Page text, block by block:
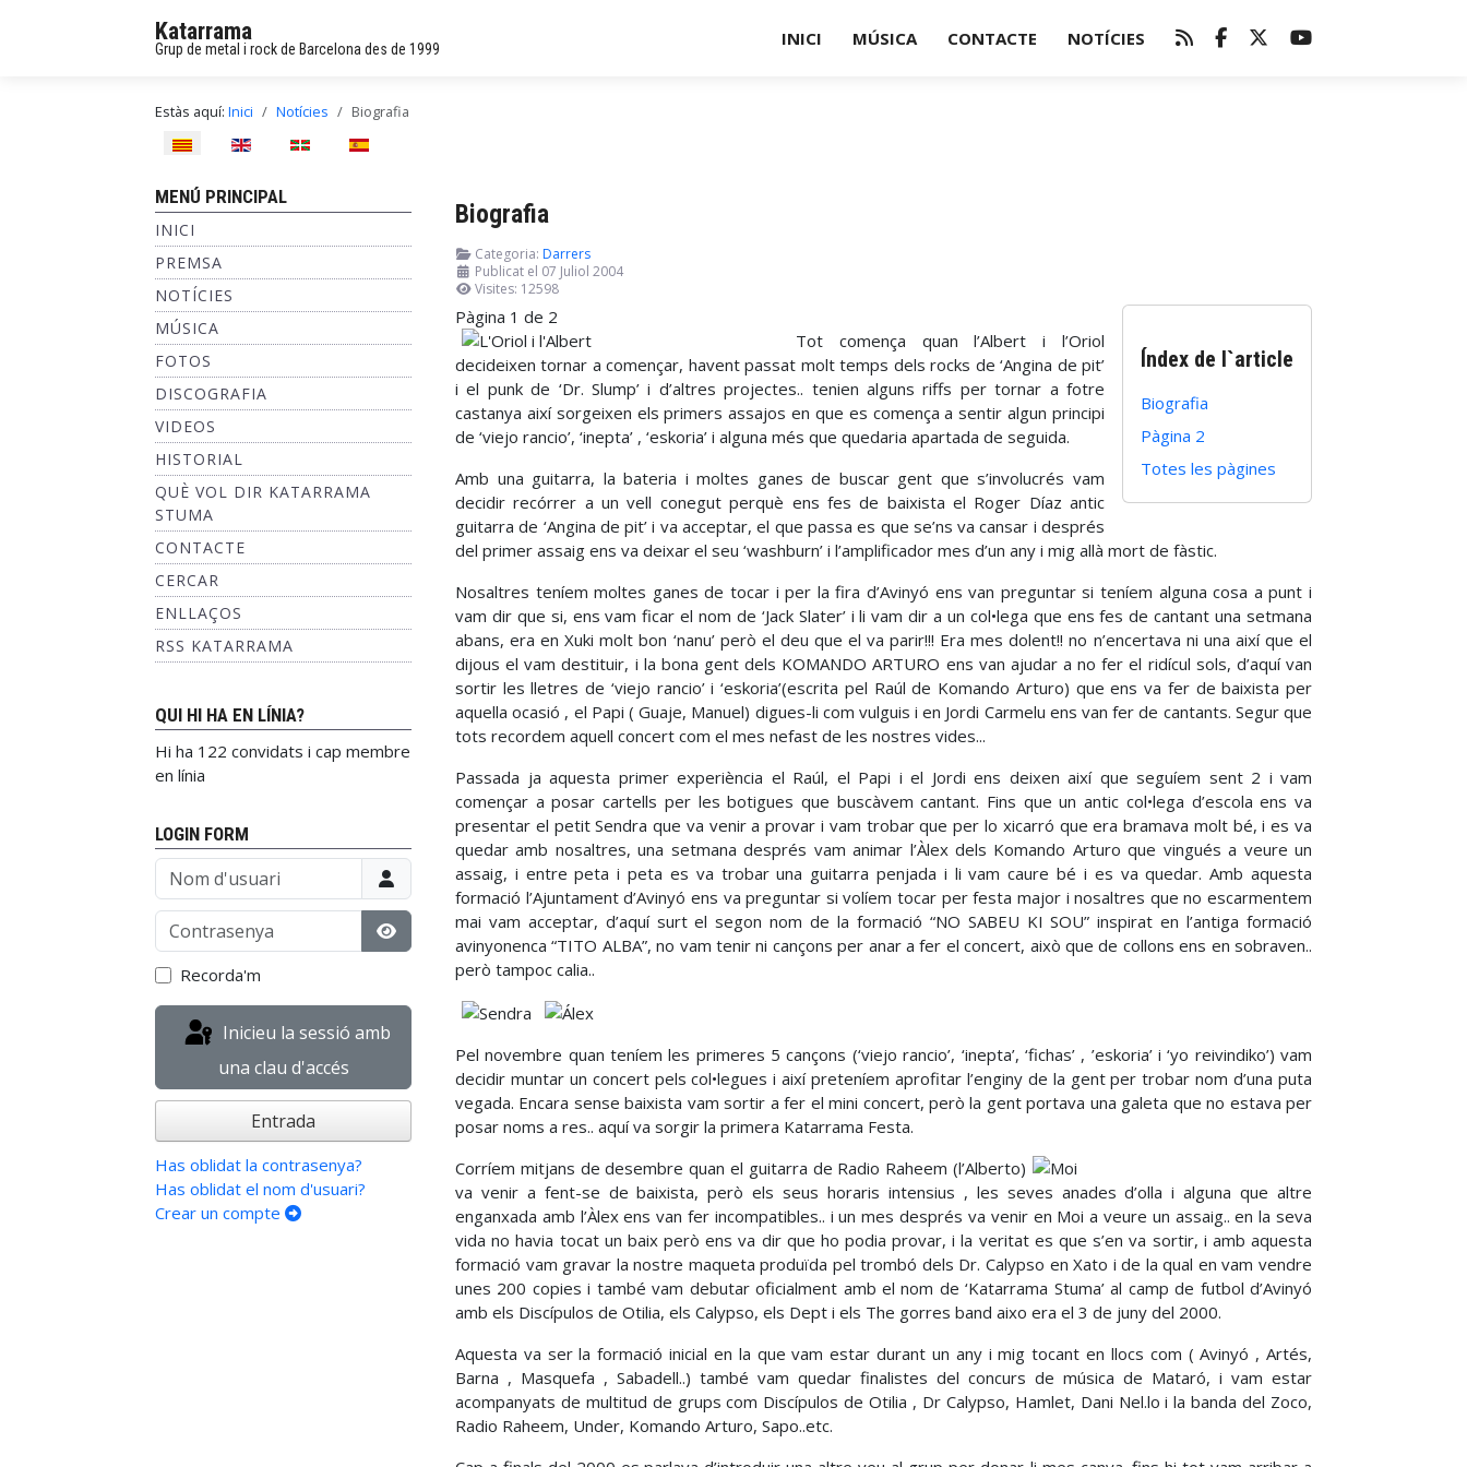
Katarrama
Grup de metal i rock de Barcelona des de 1999 INICI MÚSICA CONTACTE NOTÍCIES
Estàs aquí: Inici Notícies Biografia
Seleccioni el seu idioma
MENÚ PRINCIPAL
INICI
PREMSA
NOTÍCIES
MÚSICA
FOTOS
DISCOGRAFIA
VIDEOS
HISTORIAL
QUÈ VOL DIR KATARRAMA
STUMA
CONTACTE
CERCAR
ENLLAÇOS
RSS KATARRAMA
QUI HI HA EN LÍNIA?
Hi ha 122 convidats i cap membre
en línia
LOGIN FORM
Nom d'usuari
Contrasenya
Mostrar contrasenya
Recorda'm
una clau d'accés
Entrada
Has oblidat la contrasenya?
Has oblidat el nom d'usuari?
Crear un compte
Biografia
Categoria: Darrers
Publicat el 07 Juliol 2004
Visites: 12598
Índex de l`article
Biografia
Pàgina 2
Totes les pàgines
Pàgina 1 de 2
Tot comença quan l’Albert i l’Oriol
decideixen tornar a començar, havent passat molt temps dels rocks de ‘Angina de pit’
i el punk de ‘Dr. Slump’ i d’altres projectes.. tenien alguns riffs per tornar a fotre
castanya així sorgeixen els primers assajos en que es comença a sentir algun principi
de ‘viejo rancio’, ‘inepta’ , ‘eskoria’ i alguna més que quedaria apartada de seguida.
Amb una guitarra, la bateria i moltes ganes de buscar gent que s’involucrés vam
decidir recórrer a un vell conegut perquè ens fes de baixista el Roger Díaz antic
guitarra de ‘Angina de pit’ i va acceptar, el que passa es que se’ns va cansar i després
del primer assaig ens va deixar el seu ‘washburn’ i l’amplificador mes d’un any i mig allà mort de fàstic.
Nosaltres teníem moltes ganes de tocar i per la fira d’Avinyó ens van preguntar si teníem alguna cosa a punt i
vam dir que si, ens vam ficar el nom de ‘Jack Slater’ i li vam dir a un col•lega que ens fes de cantant una setmana
abans, era en Xuki molt bon ‘nanu’ però el deu que el va parir!!! Era mes dolent!! no n’encertava ni una així que el
dijous el vam destituir, i la bona gent dels KOMANDO ARTURO ens van ajudar a no fer el ridícul sols, d’aquí van
sortir les lletres de ‘viejo rancio’ i ‘eskoria’(escrita pel Raúl de Komando Arturo) que ens va fer de baixista per
aquella ocasió , el Papi ( Guaje, Manuel) digues-li com vulguis i en Jordi Carmelu ens van fer de cantants. Segur que
tots recordem aquell concert com el mes nefast de les nostres vides...
Passada ja aquesta primer experiència el Raúl, el Papi i el Jordi ens deixen així que seguíem sent 2 i vam
començar a posar cartells per les botigues que buscàvem cantant. Fins que un antic col•lega d’escola ens va
presentar el petit Sendra que va venir a provar i vam trobar que per lo xicarró que era bramava molt bé, i es va
quedar amb nosaltres, una setmana després vam animar l’Àlex dels Komando Arturo que vingués a veure un
assaig, i entre peta i peta es va trobar una guitarra penjada i li vam caure bé i es va quedar. Amb aquesta
formació l’Ajuntament d’Avinyó ens va preguntar si volíem tocar per festa major i nosaltres que no escarmentem
mai vam acceptar, d’aquí surt el segon nom de la formació “NO SABEU KI SOU” inspirat en l’antiga formació
avinyonenca “TITO ALBA”, no vam tenir ni cançons per anar a fer el concert, això que de collons ens en sobraven..
però tampoc calia..
Pel novembre quan teníem les primeres 5 cançons (‘viejo rancio’, ‘inepta’, ‘fichas’ , ’eskoria’ i ‘yo reivindiko’) vam
decidir muntar un concert pels col•legues i així preteníem aprofitar l’enginy de la gent per trobar nom d’una puta
vegada. Encara sense baixista vam sortir a fer el mini concert, però la gent portava una galeta que no estava per
posar noms a res.. aquí va sorgir la primera Katarrama Festa.
Corríem mitjans de desembre quan el guitarra de Radio Raheem (l’Alberto)
va venir a fent-se de baixista, però els seus horaris intensius , les seves anades d’olla i alguna que altre
enganxada amb l’Àlex ens van fer incompatibles.. i un mes després va venir en Moi a veure un assaig.. en la seva
vida no havia tocat un baix però ens va dir que ho podia provar, i la veritat es que s’en va sortir, i amb aquesta
formació vam gravar la nostre maqueta produïda pel trombó dels Dr. Calypso en Xato i de la qual en vam vendre
unes 200 copies i també vam debutar oficialment amb el nom de ‘Katarrama Stuma’ al camp de futbol d’Avinyó
amb els Discípulos de Otilia, els Calypso, els Dept i els The gorres band aixo era el 3 de juny del 2000.
Aquesta va ser la formació inicial en la que vam estar durant un any i mig tocant en llocs com ( Avinyó , Artés,
Barna , Masquefa , Sabadell..) també vam quedar finalistes del concurs de música de Mataró, i vam estar
acompanyats de multitud de grups com Discípulos de Otilia , Dr Calypso, Hamlet, Dani Nel.lo i la banda del Zoco,
Radio Raheem, Under, Komando Arturo, Sapo..etc.